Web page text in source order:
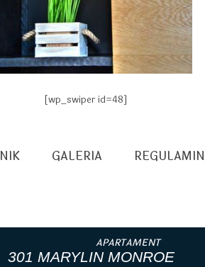
[wp_swiper id=48]
GALERIA REGULAMIN
301 MARYLIN MONROE